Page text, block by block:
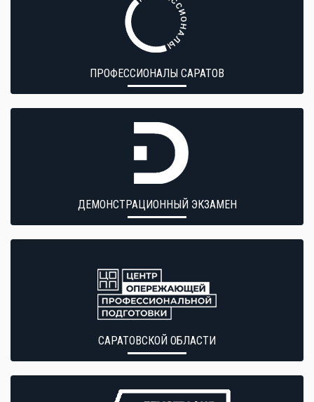
ПРОФЕССИОНАЛЫ САРАТОВ
ДЕМОНСТРАЦИОННЫЙ ЭКЗАМЕН
САРАТОВСКОЙ ОБЛАСТИ